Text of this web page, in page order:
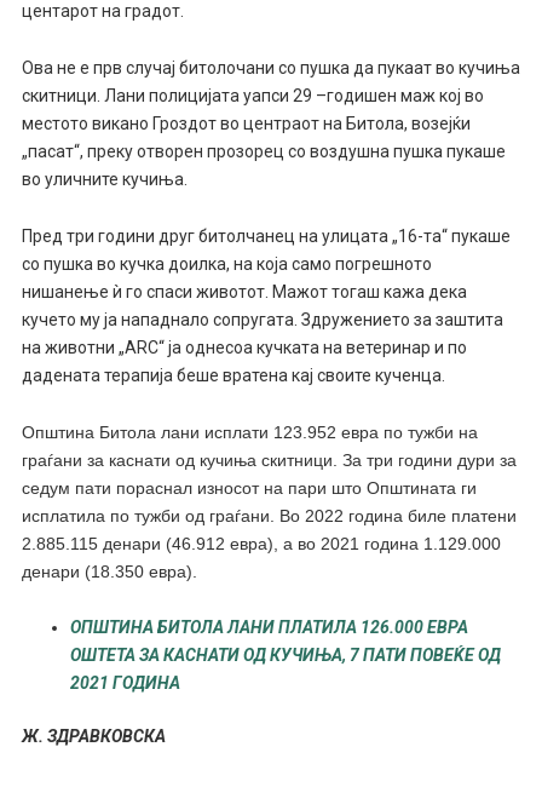
центарот на градот.
Ова не е прв случај битолочани со пушка да пукаат во кучиња
скитници. Лани полицијата уапси 29 –годишен маж кој во
местото викано Гроздот во центраот на Битола, возејќи
„пасат“, преку отворен прозорец со воздушна пушка пукаше
во уличните кучиња.
Пред три години друг битолчанец на улицата „16-та“ пукаше
со пушка во кучка доилка, на која само погрешното
нишанење ѝ го спаси животот. Мажот тогаш кажа дека
кучето му ја нападнало сопругата. Здружението за заштита
на животни „АRC“ ја однесоа кучката на ветеринар и по
дадената терапија беше вратена кај своите кученца.
Општина Битола лани исплати 123.952 евра по тужби на
граѓани за каснати од кучиња скитници. За три години дури за
седум пати пораснал износот на пари што Општината ги
исплатила по тужби од граѓани. Во 2022 година биле платени
2.885.115 денари (46.912 евра), а во 2021 година 1.129.000
денари (18.350 евра).
ОПШТИНА БИТОЛА ЛАНИ ПЛАТИЛА 126.000 ЕВРА
ОШТЕТА ЗА КАСНАТИ ОД КУЧИЊА, 7 ПАТИ ПОВЕЌЕ ОД
2021 ГОДИНА
Ж. ЗДРАВКОВСКА